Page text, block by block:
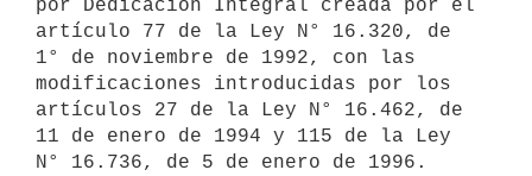
por Dedicación Integral creada por el
artículo 77 de la Ley N° 16.320, de
1° de noviembre de 1992, con las
modificaciones introducidas por los
artículos 27 de la Ley N° 16.462, de
11 de enero de 1994 y 115 de la Ley
N° 16.736, de 5 de enero de 1996.